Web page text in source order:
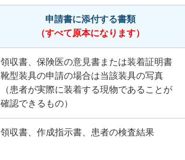
申請書に添付する書類
（すべて原本になります）
領収書、保険医の意見書または装着証明書
靴型装具の申請の場合は当該装具の写真
（患者が実際に装着する現物であることが
確認できるもの）
領収書、作成指示書、患者の検査結果